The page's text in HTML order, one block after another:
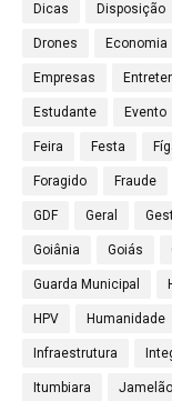
Dicas Disposição
Drones Economia
Empresas
Estudante Evento
Feira Festa
Foragido Fraude
GDF Geral
Goiânia Goiás
Guarda Municipal
HPV Humanidade
Infraestrutura
Itumbiara Jamelão